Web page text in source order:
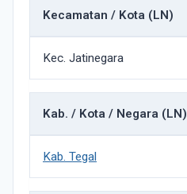
Kecamatan / Kota (LN)
Kec. Jatinegara
Kab. / Kota / Negara (LN)
Kab. Tegal